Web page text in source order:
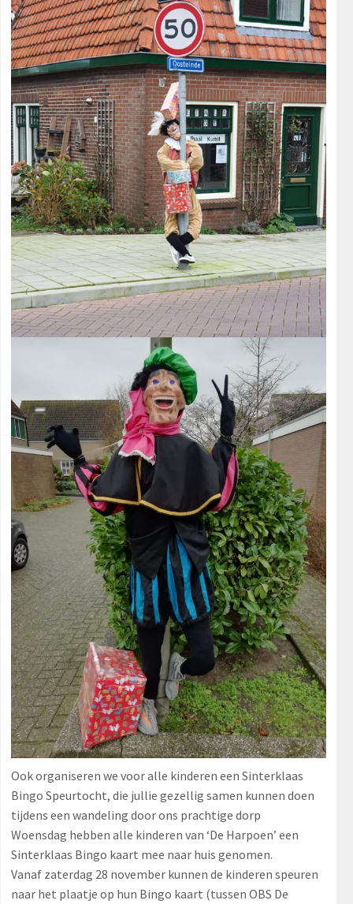
Ook organiseren we voor alle kinderen een Sinterklaas
Bingo Speurtocht, die jullie gezellig samen kunnen doen
tijdens een wandeling door ons prachtige dorp
Woensdag hebben alle kinderen van ‘De Harpoen’ een
Sinterklaas Bingo kaart mee naar huis genomen.
Vanaf zaterdag 28 november kunnen de kinderen speuren
naar het plaatje op hun Bingo kaart (tussen OBS De